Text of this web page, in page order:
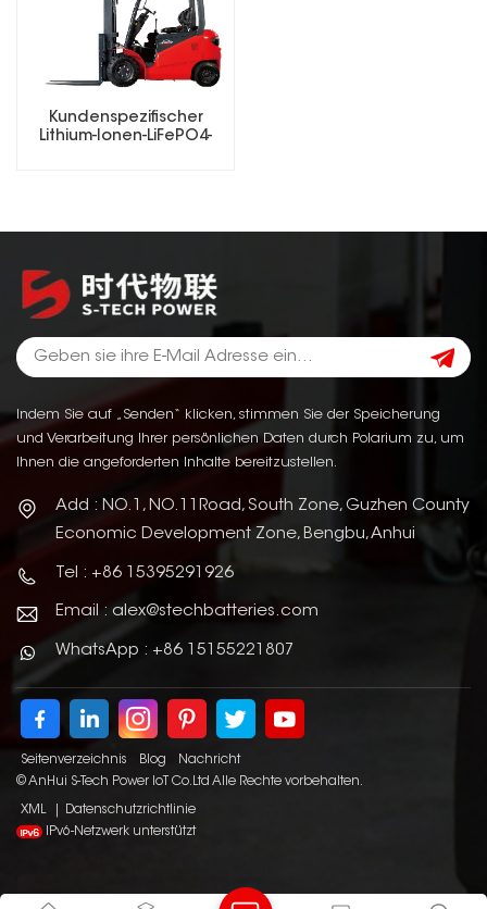
Kundenspezifischer
Lithium-Ionen-LiFePO4-
Indem Sie auf „Senden“ klicken, stimmen Sie der Speicherung
und Verarbeitung Ihrer persönlichen Daten durch Polarium zu, um
Ihnen die angeforderten Inhalte bereitzustellen.
Add : NO.1, NO.11Road, South Zone, Guzhen County
Economic Development Zone, Bengbu, Anhui
Tel : +86 15395291926
Email : alex@stechbatteries.com
WhatsApp : +86 15155221807
Seitenverzeichnis Blog
Nachricht
© AnHui S-Tech Power IoT Co.Ltd Alle Rechte vorbehalten.
XML
Datenschutzrichtlinie
IPv6-Netzwerk unterstützt